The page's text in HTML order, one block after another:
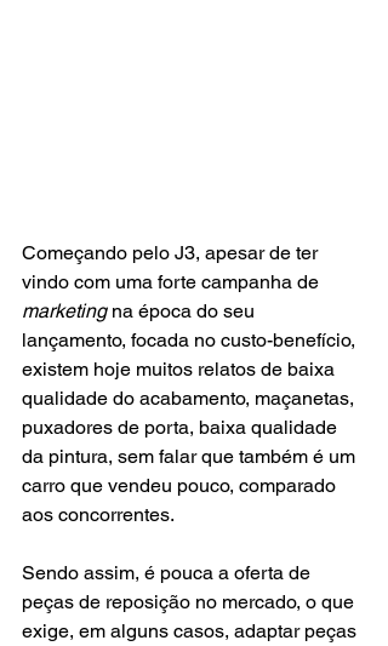
Começando pelo J3, apesar de ter
vindo com uma forte campanha de
marketing na época do seu
lançamento, focada no custo-benefício,
existem hoje muitos relatos de baixa
qualidade do acabamento, maçanetas,
puxadores de porta, baixa qualidade
da pintura, sem falar que também é um
carro que vendeu pouco, comparado
aos concorrentes.
Sendo assim, é pouca a oferta de
peças de reposição no mercado, o que
exige, em alguns casos, adaptar peças